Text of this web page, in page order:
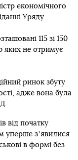
економічного
Уряду.
115 зі 150
яких не отримує
ринок збуту
адже вона була
від початку
уперше зʼявилися
в формі без